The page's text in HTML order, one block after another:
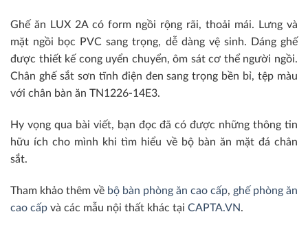
Ghế ăn LUX 2A có form ngồi rộng rãi, thoải mái. Lưng và
mặt ngồi bọc PVC sang trọng, dễ dàng vệ sinh. Dáng ghế
được thiết kế cong uyển chuyển, ôm sát cơ thể người ngồi.
Chân ghế sắt sơn tĩnh điện đen sang trọng bền bỉ, tệp màu
với chân bàn ăn TN1226-14E3.
Hy vọng qua bài viết, bạn đọc đã có được những thông tin
hữu ích cho mình khi tìm hiểu về bộ bàn ăn mặt đá chân
sắt.
Tham khảo thêm về bộ bàn phòng ăn cao cấp, ghế phòng ăn
cao cấp và các mẫu nội thất khác tại CAPTA.VN.